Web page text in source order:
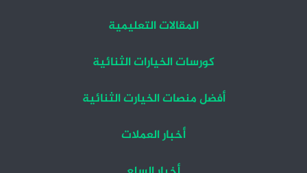
المقالات التعليمية
كورسات الخيارات الثنائية
أفضل منصات الخيارت الثنائية
أخبار العملات